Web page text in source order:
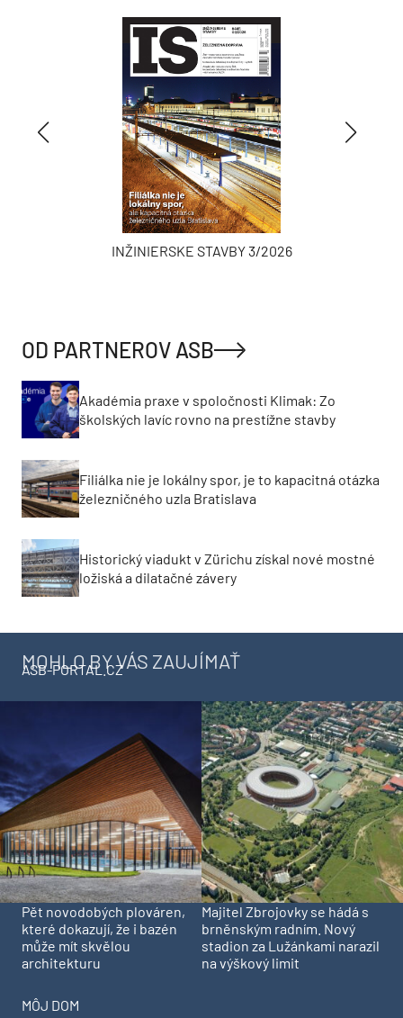
INŽINIERSKE STAVBY 3/2026
OD PARTNEROV ASB
Akadémia praxe v spoločnosti Klimak: Zo
školských lavíc rovno na prestížne stavby
Filiálka nie je lokálny spor, je to kapacitná otázka
železničného uzla Bratislava
Historický viadukt v Zürichu získal nové mostné
ložiská a dilatačné závery
MOHLO BY VÁS ZAUJÍMAŤ
ASB-PORTAL.CZ
Pět novodobých plováren,
které dokazují, že i bazén
může mít skvělou
architekturu
Majitel Zbrojovky se hádá s
brněnským radním. Nový
stadion za Lužánkami narazil
na výškový limit
MÔJ DOM